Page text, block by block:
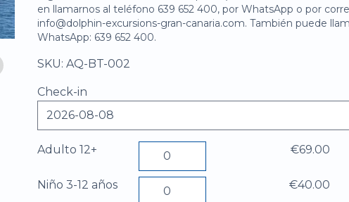
en llamarnos al teléfono 639 652 400, por WhatsApp o por
info@dolphin-excursions-gran-canaria.com. También puede
WhatsApp: 639 652 400.
SKU: AQ-BT-002
Check-in
Adulto 12+ €69.00
Niño 3-12 años €40.00